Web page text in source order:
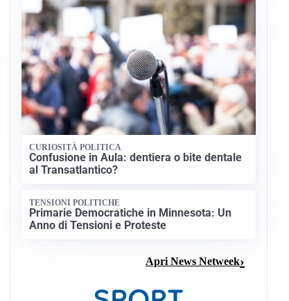
CURIOSITÀ POLITICA
Confusione in Aula: dentiera o bite dentale
al Transatlantico?
TENSIONI POLITICHE
Primarie Democratiche in Minnesota: Un
Anno di Tensioni e Proteste
Apri News Netweek